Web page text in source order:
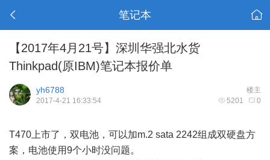
笔记本
【2017年4月21号】深圳华强北水货
Thinkpad(原IBM)笔记本报价单
楼主
yh6788
5201 0
2017-4-21 16:33:54
T470上市了，双电池，可以加m.2 sata 2242组成双硬盘方
案，电池使用9个小时没问题。